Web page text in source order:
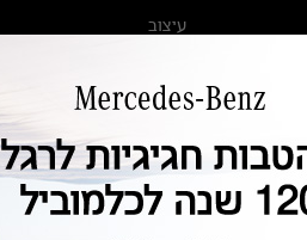
עיצוב
מגזין מרצדס-בנץ
ספרי רכב מרצדס-בנץ
נתוני זיהום אוויר וצריכת
נתוני תווית צמיגים